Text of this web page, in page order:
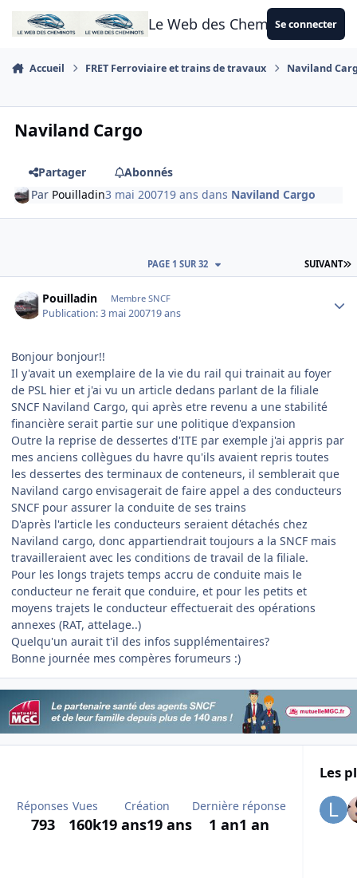
Aller au contenu
Le Web des CheminotsSe connecter
Accueil FRET Ferroviaire et trains de travaux Naviland
Naviland Cargo
Partager
Abonnés
Par Pouilladin3 mai 200719 ans dans Naviland Cargo
SUIVANT
PAGE 1 SUR 32
Pouilladin Membre SNCF
Publication:3 mai 200719 ans
Bonjour bonjour!!
Il y'avait un exemplaire de la vie du rail qui trainait au foyer
de PSL hier et j'ai vu un article dedans parlant de la filiale
SNCF Naviland Cargo, qui après etre revenu a une stabilité
financière serait partie sur une politique d'expansion
Outre la reprise de dessertes d'ITE par exemple j'ai appris par
mes anciens collègues du havre qu'ils avaient repris toutes
les dessertes des terminaux de conteneurs, il semblerait que
Naviland cargo envisagerait de faire appel a des conducteurs
SNCF pour assurer la conduite de ses trains
D'après l'article les conducteurs seraient détachés chez
Naviland cargo, donc appartiendrait toujours a la SNCF mais
travailleraient avec les conditions de travail de la filiale.
Pour les longs trajets temps accru de conduite mais le
conducteur ne ferait que conduire, et pour les petits et
moyens trajets le conducteur effectuerait des opérations
annexes (RAT, attelage..)
Quelqu'un aurait t'il des infos supplémentaires?
Bonne journée mes compères forumeurs :)
Réponses
793
Vues
160k
Création
19 ans19 ans
Dernière réponse
1 an1 an
Les